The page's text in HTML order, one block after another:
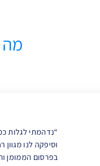
מה
“נדהמתי לגלות
וסיפקה לנו
בפרסום הממומן